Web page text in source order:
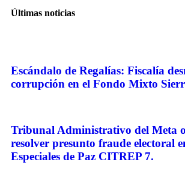
Últimas noticias
Escándalo de Regalías: Fiscalía
corrupción en el Fondo Mixto
Tribunal Administrativo del Meta
resolver presunto fraude electoral
Especiales de Paz CITREP 7.